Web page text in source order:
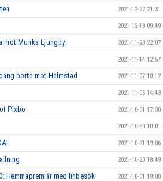
2021-12-22 21:31
2021-12-18 09:49
mot Munka Ljungby! 2021-11-28 22:07
2021-11-14 12:57
borta mot Halmstad 2021-11-07 10:12
2021-11-05 14:43
Pixbo 2021-10-31 17:30
2021-10-30 10:01
2021-10-21 19:06
2021-10-20 18:49
Hemmapremiär med finbesök 2021-10-01 19:00